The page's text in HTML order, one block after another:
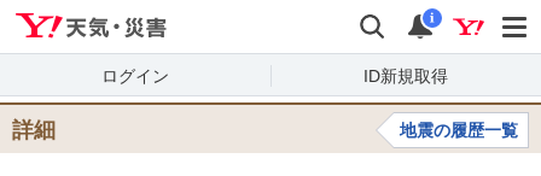
検索 通知
i
ログイン ID新規取得
詳細 地震の履歴一覧